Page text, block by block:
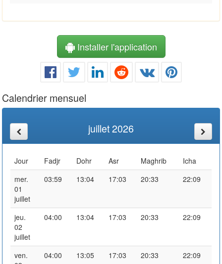
Installer l'application
Calendrier mensuel
juillet 2026
Jour Fadjr Dohr Asr Maghrib
Icha
mer.
01
juillet
03:59 13:04 17:03 20:33 22:09
jeu.
02
juillet
04:00 13:04 17:03 20:33 22:09
ven.
04:00 13:05 17:03 20:33 22:09